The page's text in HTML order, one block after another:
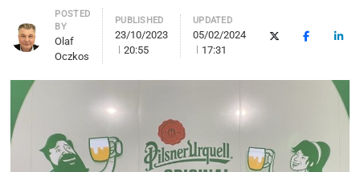
Author
POSTED
BY
Olaf
Oczkos
PUBLISHED
23/10/2023
20:55
UPDATED
05/02/2024
17:31
X (Twitter)Facebook